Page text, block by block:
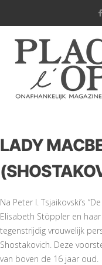
LADY
Na Peter I. Tsjaikovski’s
Elisabeth Stöppler en
tegenstrijdig vrouwelijk
Shostakovich. Deze
van boven de 16 jaar oud.